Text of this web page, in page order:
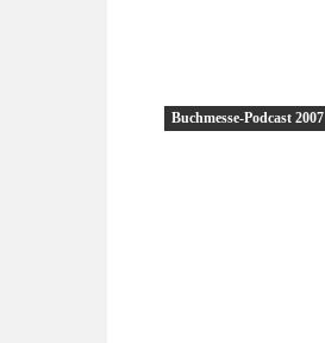
Buchmesse-Podcast 2007